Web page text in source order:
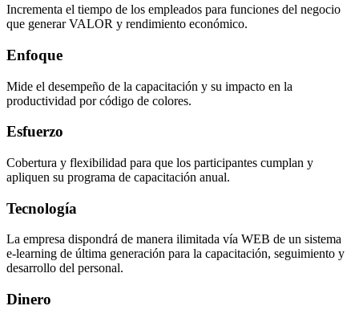
Incrementa el tiempo de los empleados para funciones del negocio
que generar VALOR y rendimiento económico.
Enfoque
Mide el desempeño de la capacitación y su impacto en la
productividad por código de colores.
Esfuerzo
Cobertura y flexibilidad para que los participantes cumplan y
apliquen su programa de capacitación anual.
Tecnología
La empresa dispondrá de manera ilimitada vía WEB de un sistema
e-learning de última generación para la capacitación, seguimiento y
desarrollo del personal.
Dinero